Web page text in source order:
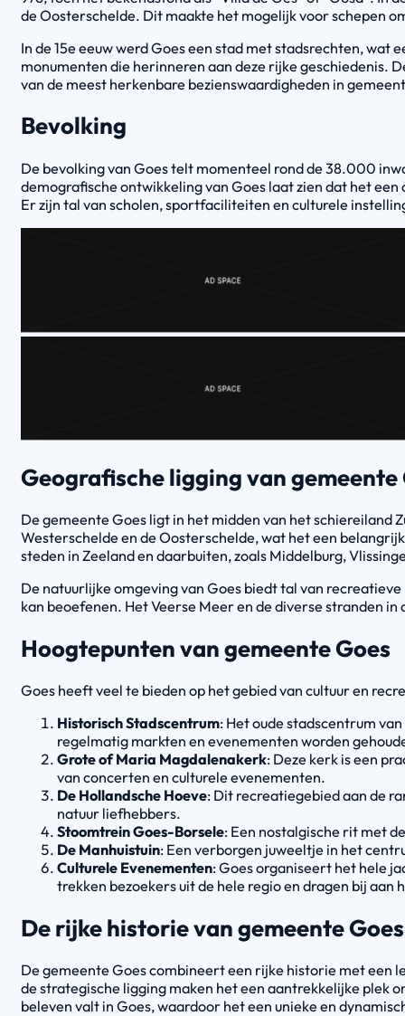
de Oosterschelde. Dit maakte het mogelijk voor schepen
In de 15e eeuw werd Goes een stad met stadsrechten,
monumenten die herinneren aan deze rijke geschiedenis.
van de meest herkenbare bezienswaardigheden in
Bevolking
De bevolking van Goes telt momenteel rond de 38.000
demografische ontwikkeling van Goes laat zien dat het
Er zijn tal van scholen, sportfaciliteiten en culturele
Geografische ligging van gemeente
De gemeente Goes ligt in het midden van het schiereiland
Westerschelde en de Oosterschelde, wat het een
steden in Zeeland en daarbuiten, zoals Middelburg,
De natuurlijke omgeving van Goes biedt tal van
kan beoefenen. Het Veerse Meer en de diverse stranden
Hoogtepunten van gemeente Goes
Goes heeft veel te bieden op het gebied van cultuur en
Historisch Stadscentrum: Het oude stadscentrum
regelmatig markten en evenementen worden
Grote of Maria Magdalenakerk: Deze kerk is een
van concerten en culturele evenementen.
De Hollandsche Hoeve: Dit recreatiegebied aan de
natuur liefhebbers.
Stoomtrein Goes-Borsele: Een nostalgische rit met
De Manhuistuin: Een verborgen juweeltje in het
Culturele Evenementen: Goes organiseert het hele
trekken bezoekers uit de hele regio en dragen bij aan
De rijke historie van gemeente
De gemeente Goes combineert een rijke historie met een
de strategische ligging maken het een aantrekkelijke plek
beleven valt in Goes, waardoor het een unieke en